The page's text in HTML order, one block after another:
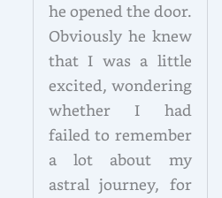
he opened the door.
Obviously he knew
that I was a little
excited, wondering
whether I had
failed to remember
a lot about my
astral journey, for